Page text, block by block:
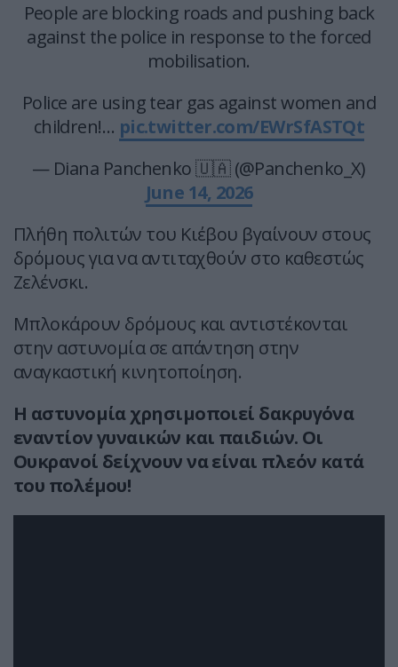
People are blocking roads and pushing back
against the police in response to the forced
mobilisation.
Police are using tear gas against women and
children!… pic.twitter.com/EWrSfASTQt
— Diana Panchenko 🇺🇦 (@Panchenko_X)
June 14, 2026
Πλήθη πολιτών του Κιέβου βγαίνουν στους
δρόμους για να αντιταχθούν στο καθεστώς
Ζελένσκι.
Μπλοκάρουν δρόμους και αντιστέκονται
στην αστυνομία σε απάντηση στην
αναγκαστική κινητοποίηση.
Η αστυνομία χρησιμοποιεί δακρυγόνα
εναντίον γυναικών και παιδιών. Οι
Ουκρανοί δείχνουν να είναι πλεόν κατά
του πολέμου!